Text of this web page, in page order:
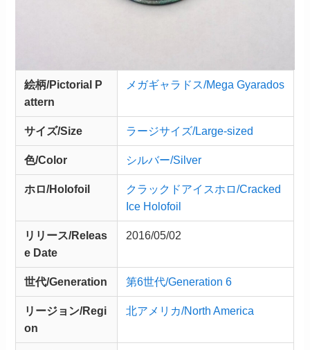
絵柄/Pictorial P
attern
メガギャラドス/Mega Gyarados
サイズ/Size ラージサイズ/Large-sized
色/Color シルバー/Silver
ホロ/Holofoil
クラックドアイスホロ/Cracked
Ice Holofoil
リリース/Releas
e Date
2016/05/02
世代/Generation 第6世代/Generation 6
リージョン/Regi
on
北アメリカ/North America